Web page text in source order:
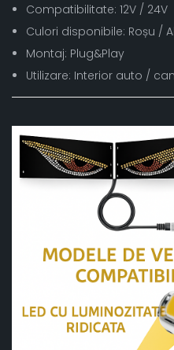
Compatibilitate: 12V / 24V
Culori disponibile: Roșu /
Montaj: Plug&Play
Utilizare: Interior auto /